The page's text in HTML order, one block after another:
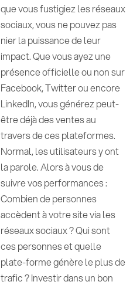
que vous fustigiez les réseaux
sociaux, vous ne pouvez pas
nier la puissance de leur
impact. Que vous ayez une
présence officielle ou non sur
Facebook, Twitter ou encore
LinkedIn, vous générez peut-
être déjà des ventes au
travers de ces plateformes.
Normal, les utilisateurs y ont
la parole. Alors à vous de
suivre vos performances :
Combien de personnes
accèdent à votre site via les
réseaux sociaux ? Qui sont
ces personnes et quelle
plate-forme génère le plus de
trafic ? Investir dans un bon